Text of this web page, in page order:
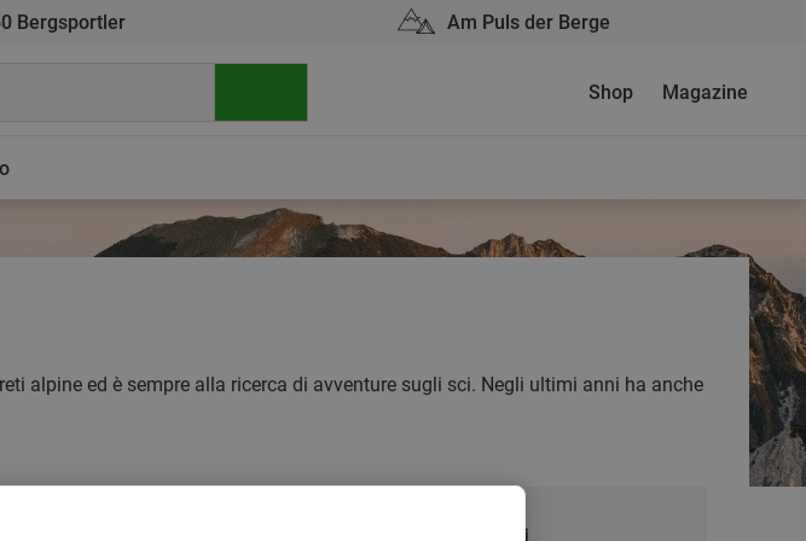
Bergsportler Am Puls der Berge
Shop Magazine
alpine ed è sempre alla ricerca di avventure sugli sci. Negli ultimi anni ha anche